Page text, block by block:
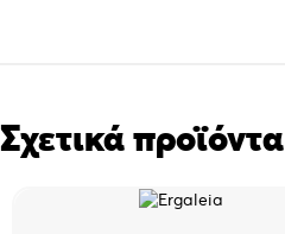
Σχετικά προϊόντα